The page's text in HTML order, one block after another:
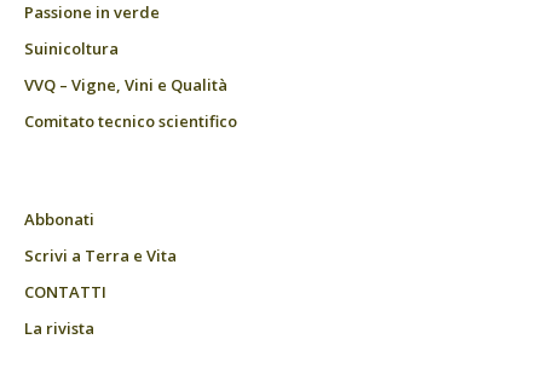
Passione in verde
Suinicoltura
VVQ – Vigne, Vini e Qualità
Comitato tecnico scientifico
Abbonati
Scrivi a Terra e Vita
CONTATTI
La rivista